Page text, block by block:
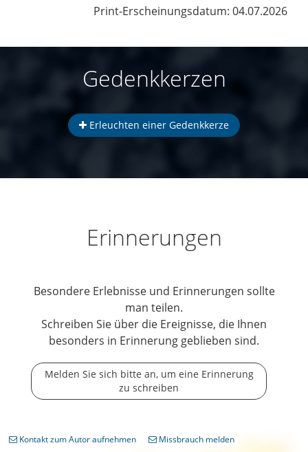
Print-Erscheinungsdatum: 04.07.2026
Gedenkkerzen
Erleuchten einer Gedenkkerze
Erinnerungen
Besondere Erlebnisse und Erinnerungen sollte
man teilen.
Schreiben Sie über die Ereignisse, die Ihnen
besonders in Erinnerung geblieben sind.
Melden Sie sich bitte an, um eine Erinnerung
zu schreiben
Kontakt zum Autor aufnehmen Missbrauch melden